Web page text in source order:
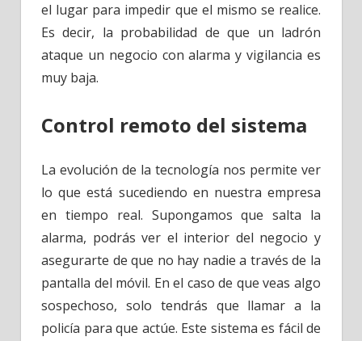
el lugar para impedir que el mismo se realice.
Es decir, la probabilidad de que un ladrón
ataque un negocio con alarma y vigilancia es
muy baja.
Control remoto del sistema
La evolución de la tecnología nos permite ver
lo que está sucediendo en nuestra empresa
en tiempo real. Supongamos que salta la
alarma, podrás ver el interior del negocio y
asegurarte de que no hay nadie a través de la
pantalla del móvil. En el caso de que veas algo
sospechoso, solo tendrás que llamar a la
policía para que actúe. Este sistema es fácil de